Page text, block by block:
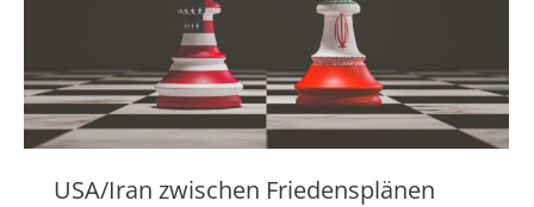
USA/Iran zwischen Friedensplänen